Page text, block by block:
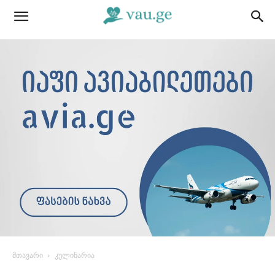
მთავარი კულინარია